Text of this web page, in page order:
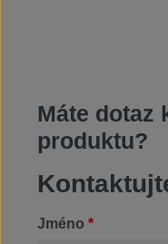
Máte dotaz
produktu?
Jméno *